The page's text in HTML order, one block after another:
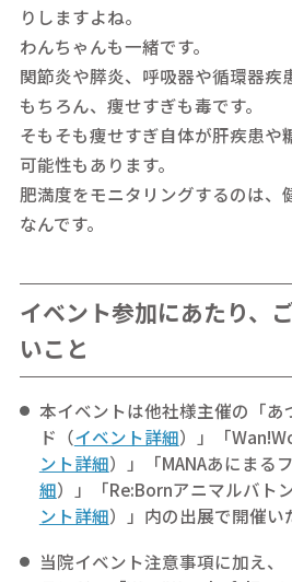
りしますよね。
わんちゃんも一緒です。
関節炎や膵炎、呼吸器や循環器疾
もちろん、痩せすぎも毒です。
そもそも痩せすぎ自体が肝疾患や
可能性もあります。
肥満度をモニタリングするのは、
なんです。
イベント参加にあたり、
いこと
本イベントは他社様主催の「あ
ド（イベント詳細）」「
ント詳細）」「MANAあにまる
細）」「Re:Bornアニマルバト
ント詳細）」内の出展で開催い
当院イベント注意事項に加え